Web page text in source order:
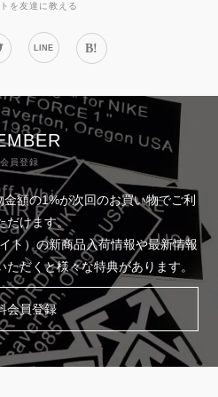
を友達に教える
LINE B!
会員登録
額の1%が次回のお買い物でご利
だけます。
ト）の新商品入荷情報や最新情報
だくと様々な特典があります。
会員登録